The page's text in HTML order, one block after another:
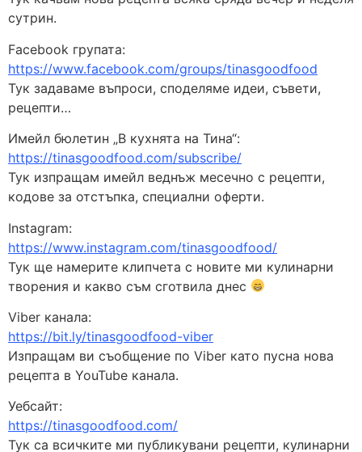
сутрин.
Facebook групата:
https://www.facebook.com/groups/tinasgoodfood
Тук задаваме въпроси, споделяме идеи, съвети,
рецепти…
Имейл бюлетин „В кухнята на Тина“:
https://tinasgoodfood.com/subscribe/
Тук изпращам имейл веднъж месечно с рецепти,
кодове за отстъпка, специални оферти.
Instagram:
https://www.instagram.com/tinasgoodfood/
Тук ще намерите клипчета с новите ми кулинарни
творения и какво съм сготвила днес
Viber канала:
https://bit.ly/tinasgoodfood-viber
Изпращам ви съобщение по Viber като пусна нова
рецепта в YouTube канала.
Уебсайт:
https://tinasgoodfood.com/
Тук са всичките ми публикувани рецепти, кулинарни